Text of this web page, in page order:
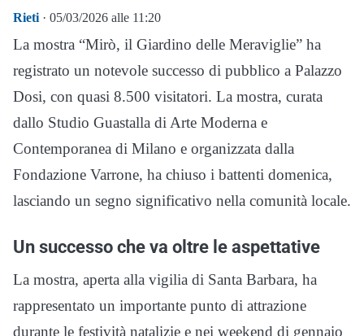
Rieti · 05/03/2026 alle 11:20
La mostra “Mirò, il Giardino delle Meraviglie” ha
registrato un notevole successo di pubblico a Palazzo
Dosi, con quasi 8.500 visitatori. La mostra, curata
dallo Studio Guastalla di Arte Moderna e
Contemporanea di Milano e organizzata dalla
Fondazione Varrone, ha chiuso i battenti domenica,
lasciando un segno significativo nella comunità locale.
Un successo che va oltre le aspettative
La mostra, aperta alla vigilia di Santa Barbara, ha
rappresentato un importante punto di attrazione
durante le festività natalizie e nei weekend di gennaio